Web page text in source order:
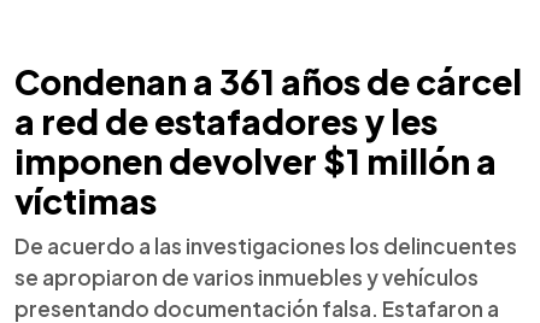
Condenan a 361 años de cárcel
a red de estafadores y les
imponen devolver $1 millón a
víctimas
De acuerdo a las investigaciones los delincuentes
se apropiaron de varios inmuebles y vehículos
presentando documentación falsa. Estafaron a